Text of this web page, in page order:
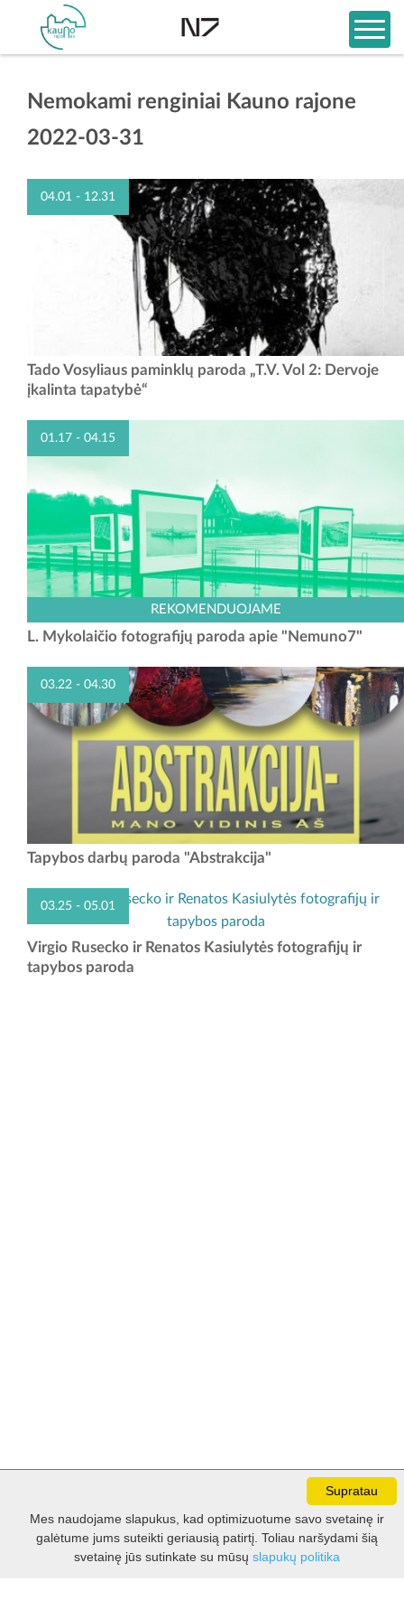
Filtras
Nemokami renginiai Kauno rajone
2022-03-31
04.01 - 12.31
Personalinėje parodoje „T.V. Vol.2: paminklai“ menininkas eksponuoja
paminklus, tačiau kiek kitokius, negu esame įpratę matyti. Tado
Tado Vosyliaus paminklų paroda „T.V. Vol 2: Dervoje
įkalinta tapatybė“
01.17 - 04.15
Jau gegužės mėnesį Zapyškyje, kairiajame Nemuno krante bus
prišvartuotas buvęs laivas-žemkasė paverstas tarpdisciplinine
kultūros ir meno erdve „Nemuno7“. Susipažinti su...
REKOMENDUOJAME
L. Mykolaičio fotografijų paroda apie "Nemuno7"
03.22 - 04.30
Tapybos darbų paroda "Abstrakcija"
03.25 - 05.01
Fotografijų ir tapybos parodoje eksponuojami tapytojo Virgio Rusecko
ir fotografės Renatos Kasiulytės bendri kūriniai. Menininkai prisistato
Virgio Rusecko ir Renatos Kasiulytės fotografijų ir
tapybos paroda
I - V 8.30 - 17.00 val.
VI -VII 10.00 - 16.00 val.
Supratau
Mes naudojame slapukus, kad optimizuotume savo svetainę ir
galėtume jums suteikti geriausią patirtį. Toliau naršydami šią
svetainę jūs sutinkate su mūsų slapukų politika